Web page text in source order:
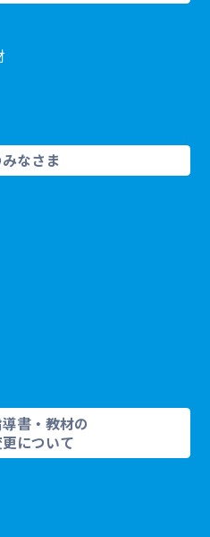
なさま
書・教材の
について